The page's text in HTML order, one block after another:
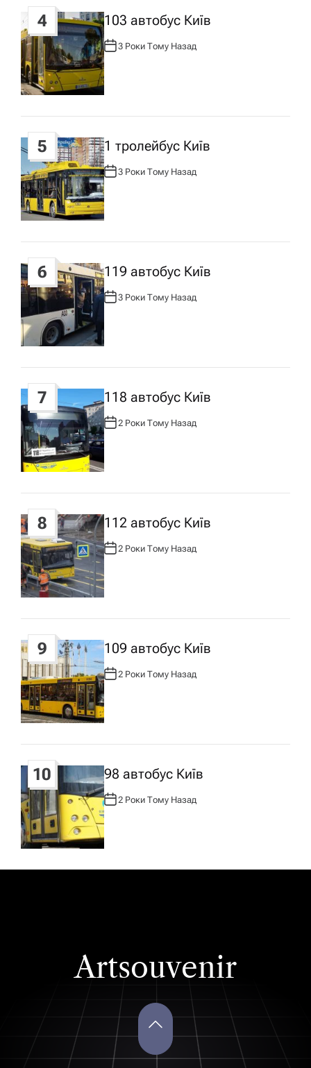
4 103 автобус Київ
А
В
Т
О
Р
:
3 Роки Тому Назад
5 1 тролейбус Київ
А
В
Т
О
Р
:
3 Роки Тому Назад
6 119 автобус Київ
А
Р
:
3 Роки Тому Назад
7 118 автобус Київ
А
В
Т
Р
:
2 Роки Тому Назад
8 112 автобус Київ
А
В
О
Р
:
2 Роки Тому Назад
9 109 автобус Київ
А
В
Т
О
Р
:
2 Роки Тому Назад
10 98 автобус Київ
А
В
Т
Р
:
2 Роки Тому Назад
Artsouvenir